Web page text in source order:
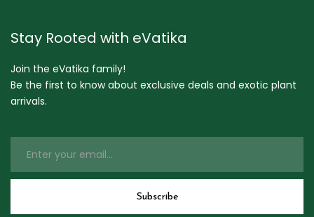
Stay Rooted with eVatika
Join the eVatika family!
Be the first to know about exclusive deals and exotic plant
arrivals.